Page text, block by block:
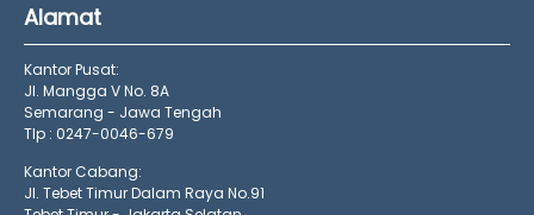
Alamat
Kantor Pusat:
Jl. Mangga V No. 8A
Semarang - Jawa Tengah
Tlp : 0247-0046-679
Kantor Cabang:
Jl. Tebet Timur Dalam Raya No.91